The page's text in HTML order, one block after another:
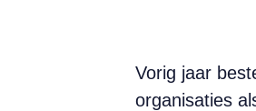
Vorig jaar
organisaties